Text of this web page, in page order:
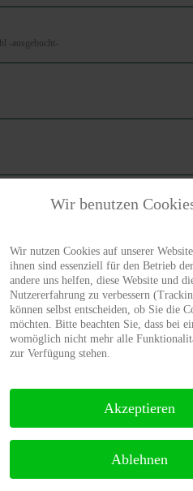
-ausgebucht-
-ausgebucht-
Wir benutzen
Wir nutzen Cookies auf unserer
ihnen sind essenziell für den Betrieb
andere uns helfen, diese Website und
Nutzererfahrung zu verbessern
können selbst entscheiden, ob Sie die
möchten. Bitte beachten Sie, dass bei
womöglich nicht mehr alle
zur Verfügung stehen.
Akzeptieren
Ablehnen